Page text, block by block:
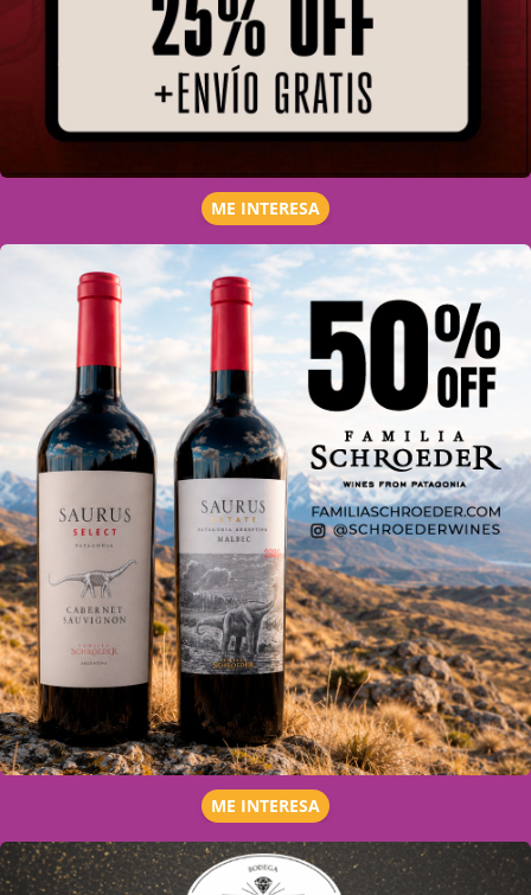
ME INTERESA
ME INTERESA